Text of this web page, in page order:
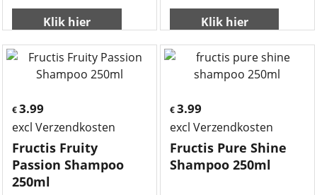
Klik hier Klik hier
€ 3.99
excl Verzendkosten
Fructis Fruity
Passion Shampoo
250ml
€3.99
excl Verzendkosten
Fructis Pure Shine
Shampoo 250ml